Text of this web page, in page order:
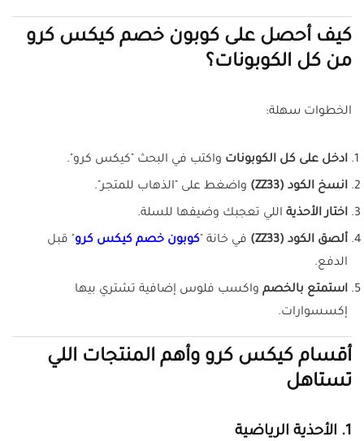
كيف أحصل على كوبون خصم كيكس كرو
من كل الكوبونات؟
الخطوات سهلة:
ادخل على كل الكوبونات واكتب في البحث "كيكس كرو".
انسخ الكود (ZZ33) واضغط على "الذهاب للمتجر".
اختار الأحذية اللي تعجبك وضيفها للسلة.
ألصق الكود (ZZ33) في خانة " كوبون خصم كيكس كرو " قبل
الدفع.
استمتع بالخصم واكسب فلوس إضافية تشتري بيها
إكسسوارات.
أقسام كيكس كرو وأهم المنتجات اللي
تستاهل
1. الأحذية الرياضية